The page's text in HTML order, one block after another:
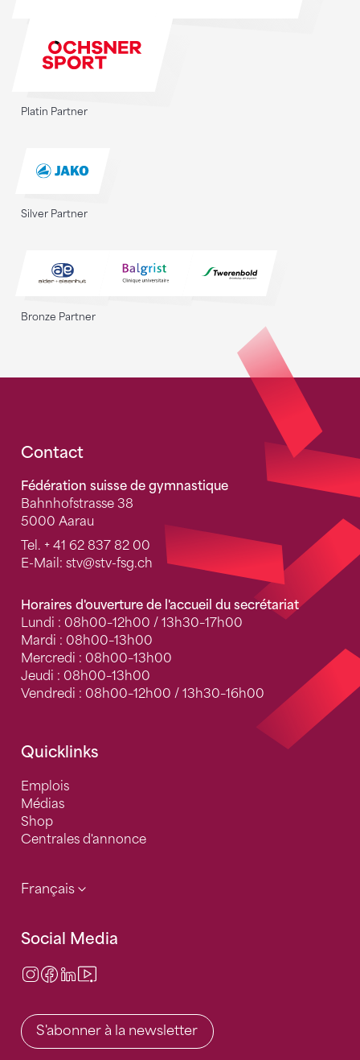
Platin Partner
Silver Partner
Bronze Partner
Fusszeile
Contact
Fédération suisse de gymnastique
Bahnhofstrasse 38
5000 Aarau
Tel. + 41 62 837 82 00
E-Mail: stv@stv-fsg.ch
Horaires d'ouverture de l'accueil du secrétariat
Lundi : 08h00–12h00 / 13h30–17h00
Mardi : 08h00–13h00
Mercredi : 08h00–13h00
Jeudi : 08h00–13h00
Vendredi : 08h00–12h00 / 13h30–16h00
Quicklinks
Emplois
Médias
Shop
Centrales d'annonce
Français
Social Media
Instagram
Facebook
LinkedIn
S'abonner à la newsletter